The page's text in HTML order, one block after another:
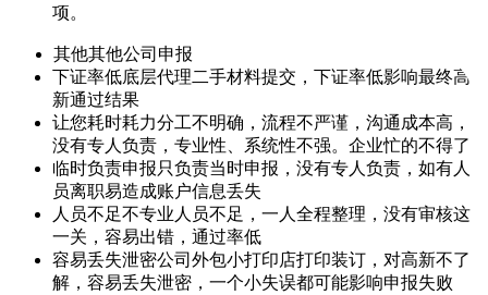
项。
其他其他公司申报
下证率低底层代理二手材料提交，下证率低影响最终高
新通过结果
让您耗时耗力分工不明确，流程不严谨，沟通成本高，
没有专人负责，专业性、系统性不强。企业忙的不得了
临时负责申报只负责当时申报，没有专人负责，如有人
员离职易造成账户信息丢失
人员不足不专业 人员不足，一人全程整理，没有审核这
一关，容易出错，通过率低
容易丢失泄密公司外包小打印店打印装订，对高新不了
解，容易丢失泄密，一个小失误都可能影响申报失败